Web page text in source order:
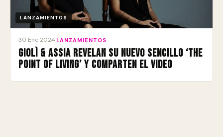
LANZAMIENTOS
30 Ene 2024 LANZAMIENTOS
Giolì & Assia revelan su nuevo sencillo ‘The
Point of Living’ y comparten el video